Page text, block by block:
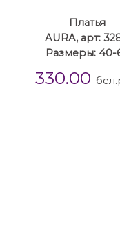
Платья
AURA, арт:
Размеры: 40-
330.00